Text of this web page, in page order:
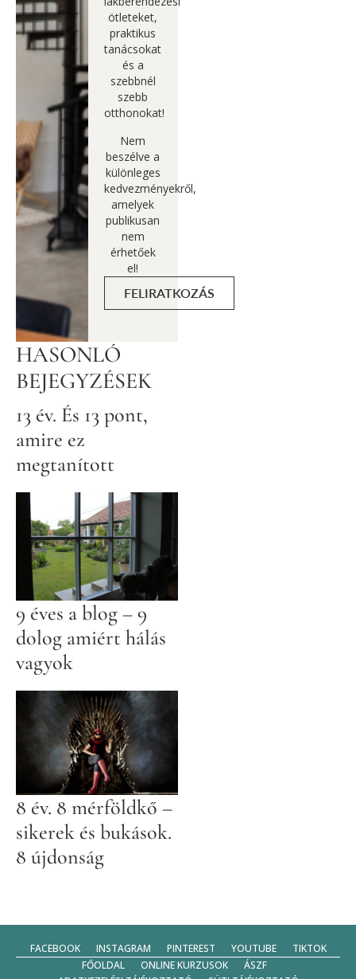
ötleteket,
praktikus
tanácsokat
és a
szebbnél
szebb
otthonokat!
Nem
beszélve a
különleges
kedvezményekről,
amelyek
publikusan
nem
érhetőek
el!
FELIRATKOZÁS
HASONLÓ
BEJEGYZÉSEK
13 év. És 13 pont,
amire ez
megtanított
9 éves a blog – 9
dolog amiért hálás
vagyok
8 év. 8 mérföldkő –
sikerek és bukások.
8 újdonság
FACEBOOK INSTAGRAM PINTEREST YOUTUBE
TIKTOK
FŐOLDAL
ONLINE KURZUSOK
ÁSZF